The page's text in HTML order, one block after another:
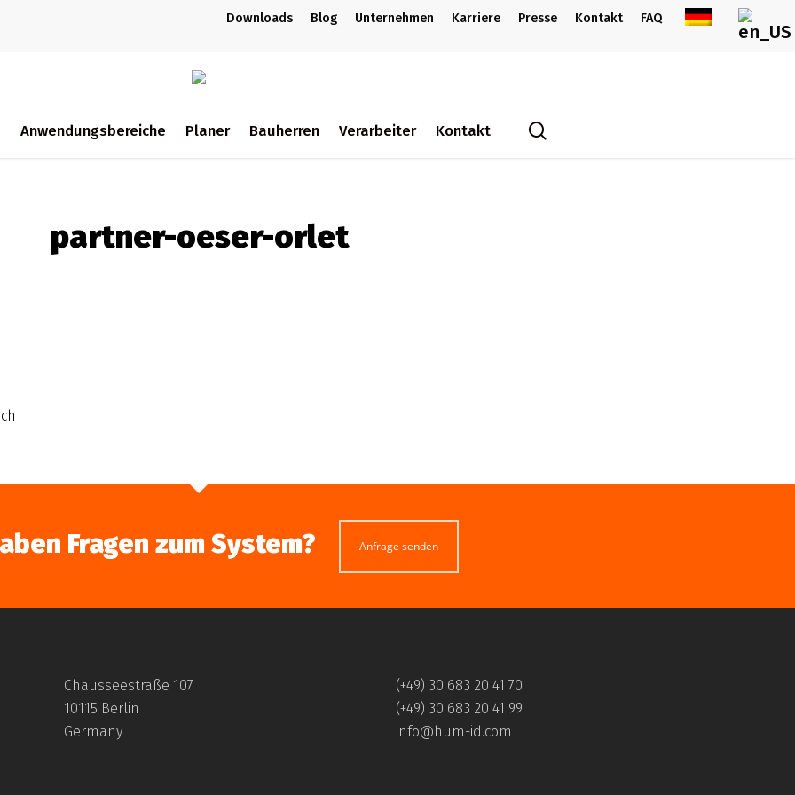
Downloads Blog Unternehmen Karriere Presse Kontakt FAQ
Anwendungsbereiche Planer Bauherren Verarbeiter Kontakt
partner-oeser-orlet
Fragen zum System? Anfrage senden
Chausseestraße 107
10115 Berlin
Germany
(+49) 30 683 20 41 70
(+49) 30 683 20 41 99
info@hum-id.com